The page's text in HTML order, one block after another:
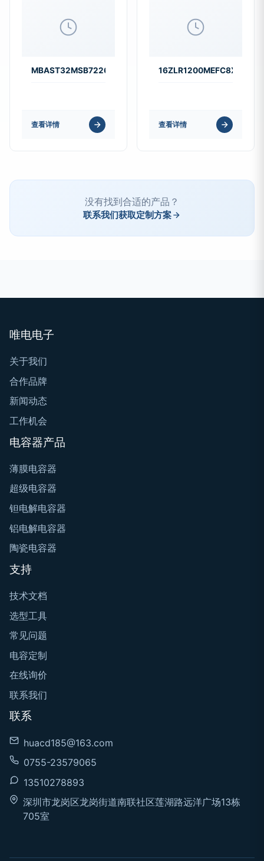
MBAST32MSB7226KPNA18
查看详情
16ZLR1200MEFC8X20
查看详情
没有找到合适的产品？
联系我们获取定制方案
唯电电子
关于我们
合作品牌
新闻动态
工作机会
电容器产品
薄膜电容器
超级电容器
钽电解电容器
铝电解电容器
陶瓷电容器
支持
技术文档
选型工具
常见问题
电容定制
在线询价
联系我们
联系
huacd185@163.com
0755-23579065
13510278893
深圳市龙岗区龙岗街道南联社区莲湖路远洋广场13栋
705室